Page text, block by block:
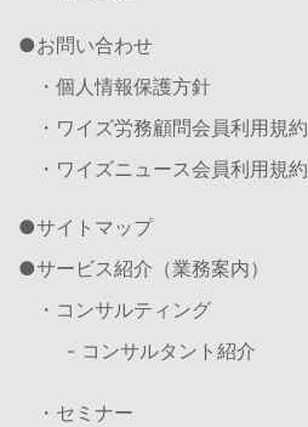
お問い合わせ
・個人情報保護方針
・ワイズ労務顧問会員利用規約
・ワイズニュース会員利用規約
サイトマップ
サービス紹介（業務案内）
・コンサルティング
- コンサルタント紹介
・セミナー